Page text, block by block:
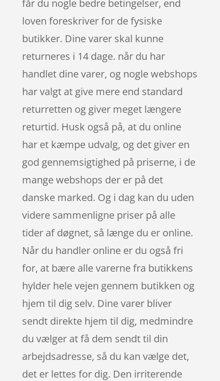
får du nogle bedre betingelser, end
loven foreskriver for de fysiske
butikker. Dine varer skal kunne
returneres i 14 dage. når du har
handlet dine varer, og nogle webshops
har valgt at give mere end standard
returretten og giver meget længere
returtid. Husk også på, at du online
har et kæmpe udvalg, og det giver en
god gennemsigtighed på priserne, i de
mange webshops der er på det
danske marked. Og i dag kan du uden
videre sammenligne priser på alle
tider af døgnet, så længe du er online.
Når du handler online er du også fri
for, at bære alle varerne fra butikkens
hylder hele vejen gennem butikken og
hjem til dig selv. Dine varer bliver
sendt direkte hjem til dig, medmindre
du vælger at få dem sendt til din
arbejdsadresse, så du kan vælge det,
det er lettes for dig. Den irriterende